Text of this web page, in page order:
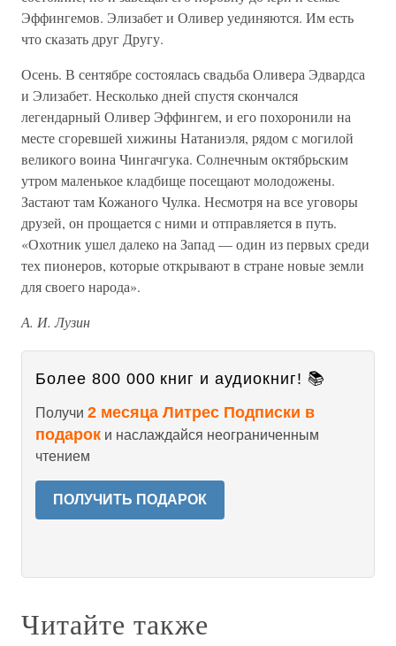
Эффингемов. Элизабет и Оливер уединяются. Им есть
что сказать друг Другу.
Осень. В сентябре состоялась свадьба Оливера Эдвардса
и Элизабет. Несколько дней спустя скончался
легендарный Оливер Эффингем, и его похоронили на
месте сгоревшей хижины Натаниэля, рядом с могилой
великого воина Чингачгука. Солнечным октябрьским
утром маленькое кладбище посещают молодожены.
Застают там Кожаного Чулка. Несмотря на все уговоры
друзей, он прощается с ними и отправляется в путь.
«Охотник ушел далеко на Запад — один из первых среди
тех пионеров, которые открывают в стране новые земли
для своего народа».
А. И. Лузин
Более 800 000 книг и аудиокниг! 📚
Получи 2 месяца Литрес Подписки в
подарок и наслаждайся неограниченным
чтением
ПОЛУЧИТЬ ПОДАРОК
Читайте также